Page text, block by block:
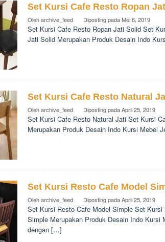
Set Kursi Cafe Resto Ropan
Oleharchive_feed Diposting padaMei 6, 2019
Set Kursi Cafe Resto Ropan Jati Solid Set
Jati Solid Merupakan Produk Desain Indo
Set Kursi Cafe Resto Natural
Oleharchive_feed Diposting padaApril 25, 2019
Set Kursi Cafe Resto Natural Jati Set Kursi
Merupakan Produk Desain Indo Kursi Mebel
Set Kursi Resto Cafe Model
Oleharchive_feed Diposting padaApril 25, 2019
Set Kursi Resto Cafe Model Simple Set Kursi
Simple Merupakan Produk Desain Indo Kursi
dengan […]